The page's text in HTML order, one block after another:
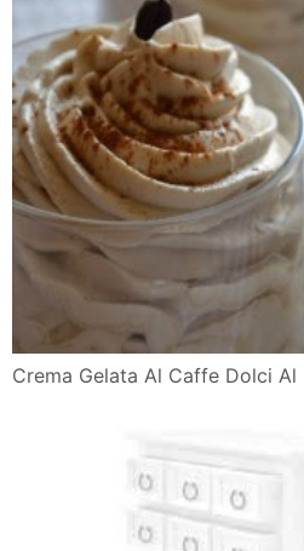
Crema Gelata Al Caffe Dolci Al